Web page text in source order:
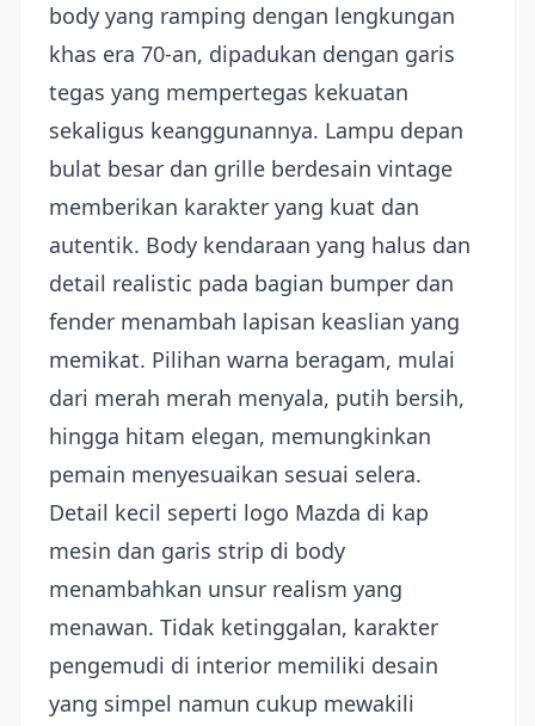
body yang ramping dengan lengkungan
khas era 70-an, dipadukan dengan garis
tegas yang mempertegas kekuatan
sekaligus keanggunannya. Lampu depan
bulat besar dan grille berdesain vintage
memberikan karakter yang kuat dan
autentik. Body kendaraan yang halus dan
detail realistic pada bagian bumper dan
fender menambah lapisan keaslian yang
memikat. Pilihan warna beragam, mulai
dari merah merah menyala, putih bersih,
hingga hitam elegan, memungkinkan
pemain menyesuaikan sesuai selera.
Detail kecil seperti logo Mazda di kap
mesin dan garis strip di body
menambahkan unsur realism yang
menawan. Tidak ketinggalan, karakter
pengemudi di interior memiliki desain
yang simpel namun cukup mewakili